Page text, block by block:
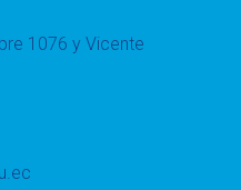
1076 y Vicente